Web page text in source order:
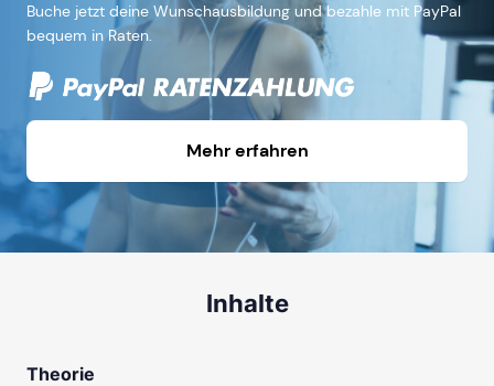
Buche jetzt deine Wunschausbildung und bezahle mit PayPal
bequem in Raten.
Mehr erfahren
Inhalte
Theorie